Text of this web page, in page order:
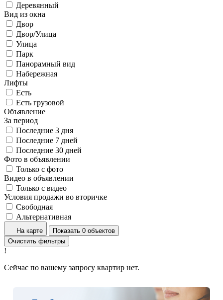
Деревянный
Вид из окна
Двор
Двор/Улица
Улица
Парк
Панорамный вид
Набережная
Лифты
Есть
Есть грузовой
Объявление
За период
Последние 3 дня
Последние 7 дней
Последние 30 дней
Фото в объявлении
Только с фото
Видео в объявлении
Только с видео
Условия продажи во вторичке
Свободная
Альтернативная
На карте
Показать 0 объектов
Очистить фильтры
!
Сейчас по вашему запросу квартир нет.